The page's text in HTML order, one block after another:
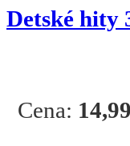
Detské hity
Cena: 14,99